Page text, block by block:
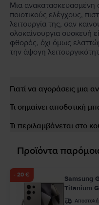
Μια
ποιοτικούς ελέγχους,
λειτουργία της, σαν
ολοκαίνουργια συσκευή
φθοράς, όχι όμως
την άψογη
Γιατί να αγοράσεις μια
Τι σημαίνει αποδοτική
Τι περιλαμβάνεται στο
Προϊόντα
- 20 €
Samsung
Titanium
Αποστολή: